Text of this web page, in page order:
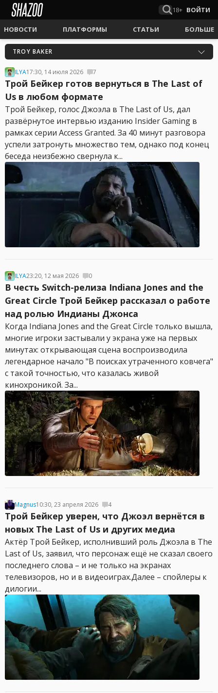
18+ ВОЙТИ
НОВОСТИ ПЛАТФОРМЫ СТАТЬИ БОЛЬШЕ
TROY BAKER
ILYA17:30, 14 июля 2026 7
Трой Бейкер готов вернуться в The Last of
Us в любом формате
Трой Бейкер, голос Джоэла в The Last of Us, дал
развёрнутое интервью изданию Insider Gaming в
рамках серии Access Granted. За 40 минут разговора
успели затронуть множество тем, однако под конец
беседа неизбежно свернула к...
ILYA23:20, 12 мая 2026 0
В честь Switch-релиза Indiana Jones and the
Great Circle Трой Бейкер рассказал о работе
над ролью Индианы Джонса
Когда Indiana Jones and the Great Circle только вышла,
многие игроки застывали у экрана уже на первых
минутах: открывающая сцена воспроизводила
легендарное начало "В поисках утраченного ковчега"
с такой точностью, что казалась живой
кинохроникой. За...
Magnus10:30, 23 апреля 2026 4
Трой Бейкер уверен, что Джоэл вернётся в
новых The Last of Us и других медиа
Актёр Трой Бейкер, исполнивший роль Джоэла в The
Last of Us, заявил, что персонаж ещё не сказал своего
последнего слова – и не только на экранах
телевизоров, но и в видеоиграх.Далее – спойлеры к
дилогии...